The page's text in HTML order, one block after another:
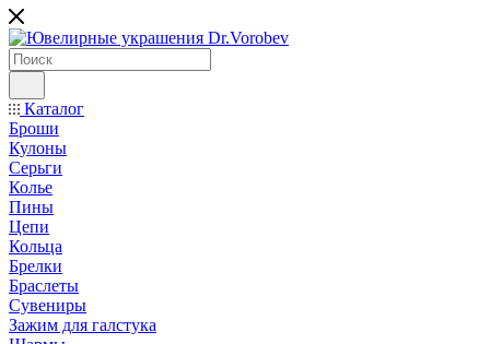
Каталог
Броши
Кулоны
Серьги
Колье
Пины
Цепи
Кольца
Брелки
Браслеты
Сувениры
Зажим для галстука